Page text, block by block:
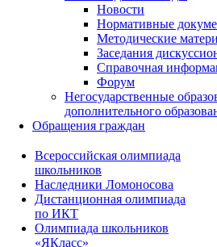
Новости
Нормативные
Методические
Заседания
Справочная
Форум
Негосударственные
дополнительного
Обращения граждан
Всероссийская олимпиада
школьников
Наследники Ломоносова
Дистанционная олимпиада
по ИКТ
Олимпиада школьников
«ЯКласс»